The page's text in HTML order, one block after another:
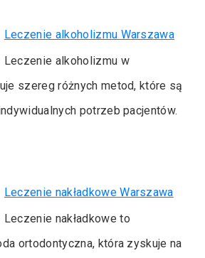
Leczenie alkoholizmu Warszawa
Leczenie alkoholizmu w
szereg różnych metod, które są
potrzeb pacjentów.
Leczenie nakładkowe Warszawa
Leczenie nakładkowe to
ortodontyczna, która zyskuje na